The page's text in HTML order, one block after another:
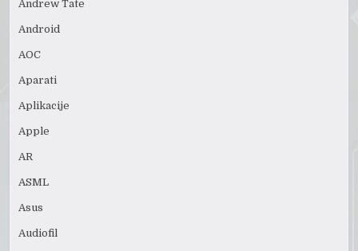
Andrew Tate
Android
AOC
Aparati
Aplikacije
Apple
AR
ASML
Asus
Audiofil